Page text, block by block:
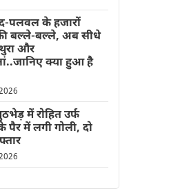
पलवल के हजारों
की बल्ले-बल्ले, अब सीधे
और
क्या हुआ है
में रोहित उर्फ
पैर में लगी गोली, दो